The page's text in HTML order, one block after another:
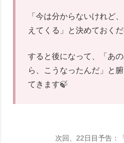
「今は分からないけれど
えてくる」と決めておく
すると後になって、「あ
ら、こうなったんだ」と
てきます🍃
次回、22日目予告：